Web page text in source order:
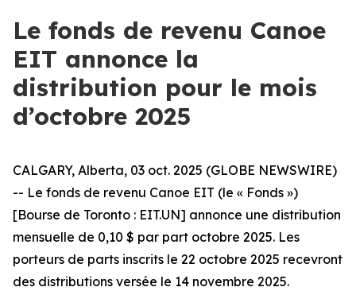
Le fonds de revenu Canoe
EIT annonce la
distribution pour le mois
d’octobre 2025
CALGARY, Alberta, 03 oct. 2025 (GLOBE NEWSWIRE)
-- Le fonds de revenu Canoe EIT (le « Fonds »)
[Bourse de Toronto : EIT.UN] annonce une distribution
mensuelle de 0,10 $ par part octobre 2025. Les
porteurs de parts inscrits le 22 octobre 2025 recevront
des distributions versée le 14 novembre 2025.